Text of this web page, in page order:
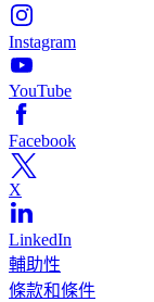
Instagram
YouTube
Facebook
X
LinkedIn
輔助性
條款和條件